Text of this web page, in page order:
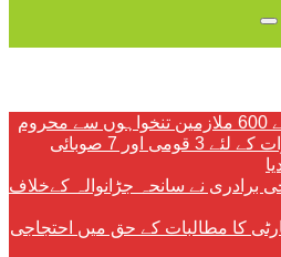
جماعت اسلامی نے سوات کے لئے 3 قومی اور 7 صوبائی
نے سانحہ جڑانوالہ کےخلاف
کا مطالبات کے حق میں احتجاجی